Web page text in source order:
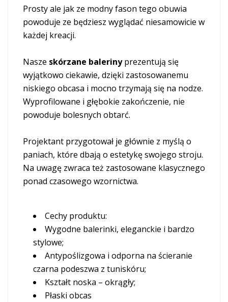
Prosty ale jak ze modny fason tego obuwia
powoduje ze będziesz wyglądać niesamowicie w
każdej kreacji.
Nasze skórzane balerinyprezentują się
wyjątkowo ciekawie, dzięki zastosowanemu
niskiego obcasa i mocno trzymają się na nodze.
Wyprofilowane i głębokie zakończenie, nie
powoduje bolesnych obtarć.
Projektant przygotował je głównie z myślą o
paniach, które dbają o estetykę swojego stroju.
Na uwagę zwraca też zastosowane klasycznego
ponad czasowego wzornictwa.
Cechy produktu:
Wygodne balerinki, eleganckie i bardzo
stylowe;
Antypoślizgowa i odporna na ścieranie
czarna podeszwa z tuniskóru;
Kształt noska – okrągły;
Płaski obcas